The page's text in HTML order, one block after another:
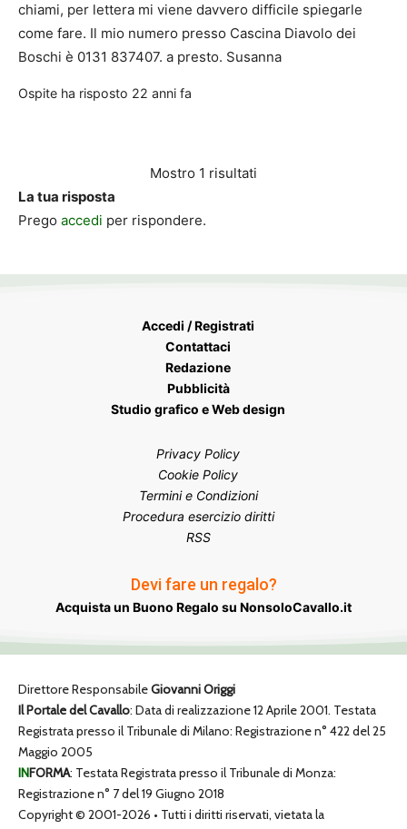
chiami, per lettera mi viene davvero difficile spiegarle
come fare. Il mio numero presso Cascina Diavolo dei
Boschi è 0131 837407. a presto. Susanna
Ospite ha risposto 22 anni fa
Mostro 1 risultati
La tua risposta
Prego accedi per rispondere.
Accedi / Registrati
Contattaci
Redazione
Pubblicità
Studio grafico e Web design
Privacy Policy
Cookie Policy
Termini e Condizioni
Procedura esercizio diritti
RSS
Devi fare un regalo?
Acquista un Buono Regalo su NonsoloCavallo.it
Direttore ResponsabileGiovanni Origgi
Il Portale del Cavallo: Data di realizzazione 12 Aprile 2001. Testata
Registrata presso il Tribunale di Milano: Registrazione n° 422 del 25
Maggio 2005
INFORMA: Testata Registrata presso il Tribunale di Monza:
Registrazione n° 7 del 19 Giugno 2018
Copyright © 2001-2026 • Tutti i diritti riservati, vietata la